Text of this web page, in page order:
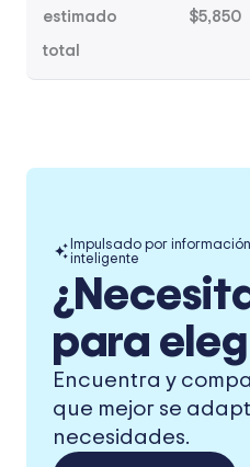
estimado
total
$5,850
Impulsado por información
inteligente
para
Encuentra y
que mejor se
necesidades.